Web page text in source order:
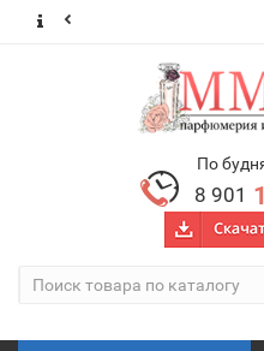
По
8 901